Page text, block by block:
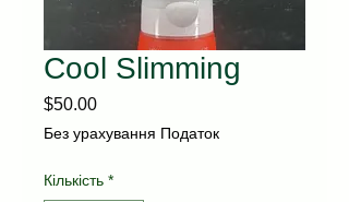
Cool Slimming
$50.00Ціна
Без урахування Податок
Кількість *